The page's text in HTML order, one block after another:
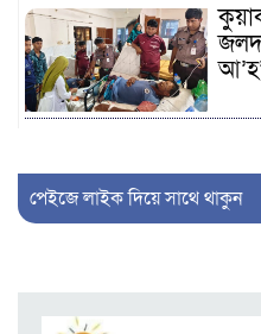
পেইজে লাইক দিয়ে সাথে থাকুন